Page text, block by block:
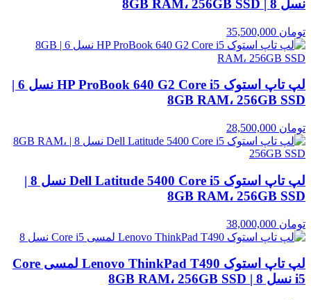
نسل 8 | 8GB RAM، 256GB SSD
تومان
لپ تاپ استوک HP ProBook 640 G2 Core i5 نسل 6 |
8GB RAM، 256GB SSD
تومان
لپ تاپ استوک Dell Latitude 5400 Core i5 نسل 8 |
8GB RAM، 256GB SSD
تومان
لپ تاپ استوک Lenovo ThinkPad T490 لمسی Core
i5 نسل 8 | 8GB RAM، 256GB SSD